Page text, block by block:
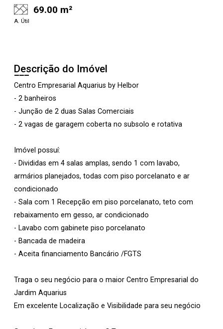
69.00 m²
A. Útil
Descrição do Imóvel
Centro Empresarial Aquarius by Helbor
- 2 banheiros
- Junção de 2 duas Salas Comerciais
- 2 vagas de garagem coberta no subsolo e rotativa
Imóvel possuí:
- Divididas em 4 salas amplas, sendo 1 com lavabo,
armários planejados, todas com piso porcelanato e ar
condicionado
- Sala com 1 Recepção em piso porcelanato, teto com
rebaixamento em gesso, ar condicionado
- Lavabo com gabinete piso porcelanato
- Bancada de madeira
- Aceita financiamento Bancário /FGTS
Traga o seu negócio para o maior Centro Empresarial do
Jardim Aquarius
Em excelente Localização e Visibilidade para seu negócio